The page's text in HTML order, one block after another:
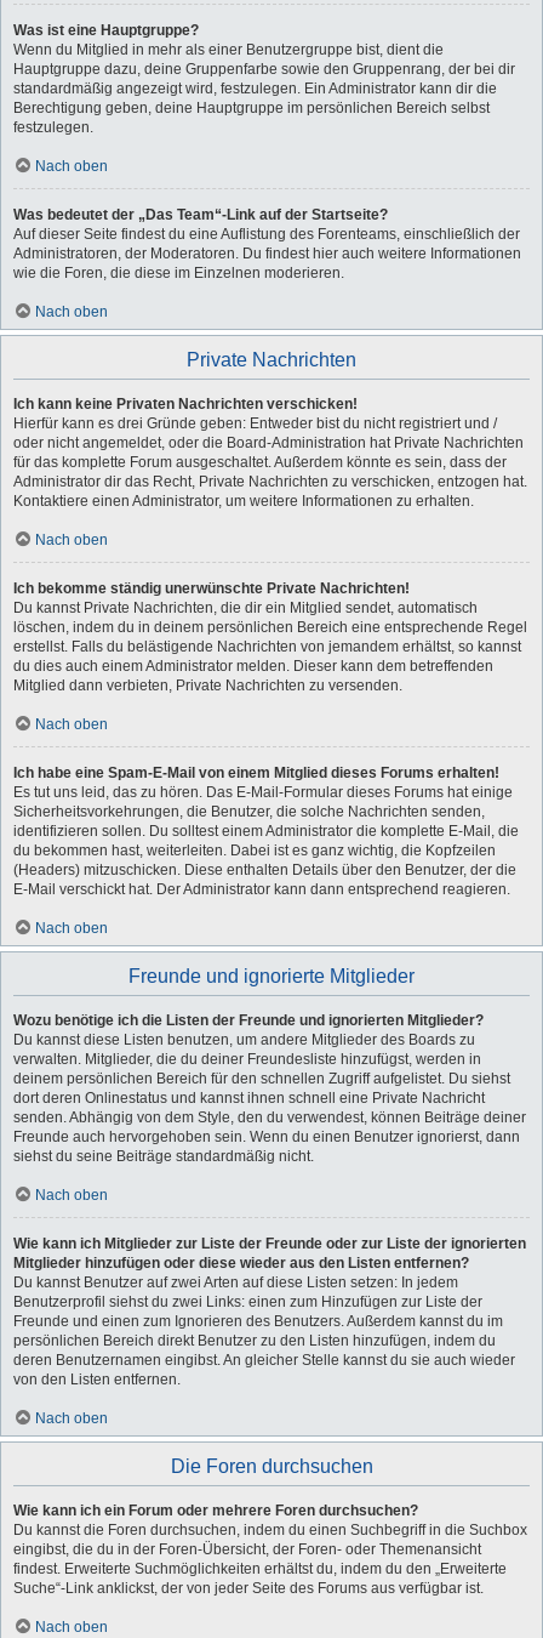
Was ist eine Hauptgruppe?
Wenn du Mitglied in mehr als einer Benutzergruppe bist, dient die
Hauptgruppe dazu, deine Gruppenfarbe sowie den Gruppenrang, der bei dir
standardmäßig angezeigt wird, festzulegen. Ein Administrator kann dir die
Berechtigung geben, deine Hauptgruppe im persönlichen Bereich selbst
festzulegen.
Nach oben
Was bedeutet der „Das Team“-Link auf der Startseite?
Auf dieser Seite findest du eine Auflistung des Forenteams, einschließlich der
Administratoren, der Moderatoren. Du findest hier auch weitere Informationen
wie die Foren, die diese im Einzelnen moderieren.
Nach oben
Private Nachrichten
Ich kann keine Privaten Nachrichten verschicken!
Hierfür kann es drei Gründe geben: Entweder bist du nicht registriert und /
oder nicht angemeldet, oder die Board-Administration hat Private Nachrichten
für das komplette Forum ausgeschaltet. Außerdem könnte es sein, dass der
Administrator dir das Recht, Private Nachrichten zu verschicken, entzogen hat.
Kontaktiere einen Administrator, um weitere Informationen zu erhalten.
Nach oben
Ich bekomme ständig unerwünschte Private Nachrichten!
Du kannst Private Nachrichten, die dir ein Mitglied sendet, automatisch
löschen, indem du in deinem persönlichen Bereich eine entsprechende Regel
erstellst. Falls du belästigende Nachrichten von jemandem erhältst, so kannst
du dies auch einem Administrator melden. Dieser kann dem betreffenden
Mitglied dann verbieten, Private Nachrichten zu versenden.
Nach oben
Ich habe eine Spam-E-Mail von einem Mitglied dieses Forums erhalten!
Es tut uns leid, das zu hören. Das E-Mail-Formular dieses Forums hat einige
Sicherheitsvorkehrungen, die Benutzer, die solche Nachrichten senden,
identifizieren sollen. Du solltest einem Administrator die komplette E-Mail, die
du bekommen hast, weiterleiten. Dabei ist es ganz wichtig, die Kopfzeilen
(Headers) mitzuschicken. Diese enthalten Details über den Benutzer, der die
E-Mail verschickt hat. Der Administrator kann dann entsprechend reagieren.
Nach oben
Freunde und ignorierte Mitglieder
Wozu benötige ich die Listen der Freunde und ignorierten Mitglieder?
Du kannst diese Listen benutzen, um andere Mitglieder des Boards zu
verwalten. Mitglieder, die du deiner Freundesliste hinzufügst, werden in
deinem persönlichen Bereich für den schnellen Zugriff aufgelistet. Du siehst
dort deren Onlinestatus und kannst ihnen schnell eine Private Nachricht
senden. Abhängig von dem Style, den du verwendest, können Beiträge deiner
Freunde auch hervorgehoben sein. Wenn du einen Benutzer ignorierst, dann
siehst du seine Beiträge standardmäßig nicht.
Nach oben
Wie kann ich Mitglieder zur Liste der Freunde oder zur Liste der ignorierten
Mitglieder hinzufügen oder diese wieder aus den Listen entfernen?
Du kannst Benutzer auf zwei Arten auf diese Listen setzen: In jedem
Benutzerprofil siehst du zwei Links: einen zum Hinzufügen zur Liste der
Freunde und einen zum Ignorieren des Benutzers. Außerdem kannst du im
persönlichen Bereich direkt Benutzer zu den Listen hinzufügen, indem du
deren Benutzernamen eingibst. An gleicher Stelle kannst du sie auch wieder
von den Listen entfernen.
Nach oben
Die Foren durchsuchen
Wie kann ich ein Forum oder mehrere Foren durchsuchen?
Du kannst die Foren durchsuchen, indem du einen Suchbegriff in die Suchbox
eingibst, die du in der Foren-Übersicht, der Foren- oder Themenansicht
findest. Erweiterte Suchmöglichkeiten erhältst du, indem du den „Erweiterte
Suche“-Link anklickst, der von jeder Seite des Forums aus verfügbar ist.
Nach oben